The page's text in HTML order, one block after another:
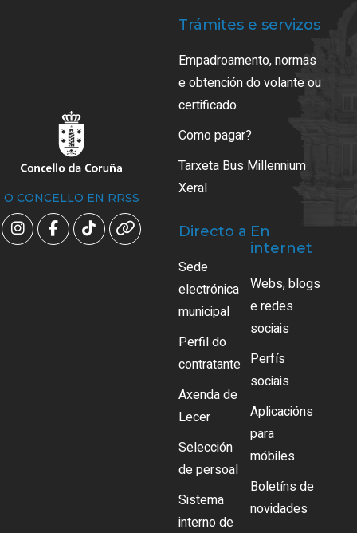
O CONCELLO EN RRSS
Trámites e servizos
Empadroamento, normas
e obtención do volante ou
certificado
Como pagar?
Tarxeta Bus Millennium
Xeral
Directo a
Sede
electrónica
municipal
Perfil do
contratante
Axenda de
Lecer
Selección
de persoal
Sistema
interno de
En
internet
Webs, blogs
e redes
sociais
Perfís
sociais
Aplicacións
para
móbiles
Boletíns de
novidades